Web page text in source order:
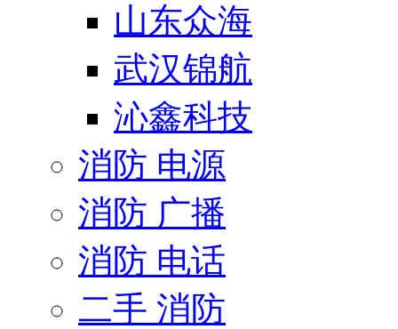
山东众海
武汉锦航
沁鑫科技
消防 电源
消防 广播
消防 电话
二手 消防